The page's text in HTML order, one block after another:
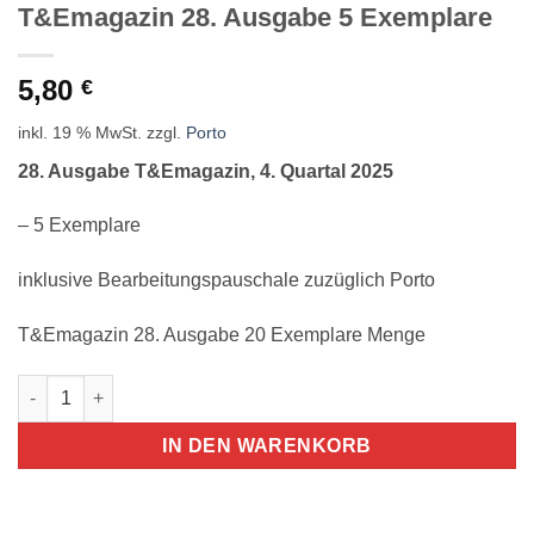
T&Emagazin 28. Ausgabe 5 Exemplare
5,80 €
inkl. 19 % MwSt. zzgl. Porto
28. Ausgabe T&Emagazin, 4. Quartal 2025
– 5 Exemplare
inklusive Bearbeitungspauschale zuzüglich Porto
T&Emagazin 28. Ausgabe 20 Exemplare Menge
T&Emagazin 28. Ausgabe 5 Exemplare Menge
IN DEN WARENKORB